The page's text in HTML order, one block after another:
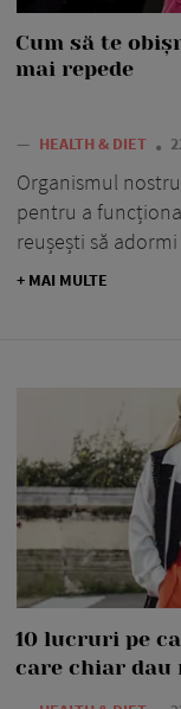
Cum să te
mai repede
— HEALTH & DIET
Organismul
pentru a
reușești să
+ MAI MULTE
10 lucruri pe
care chiar dau